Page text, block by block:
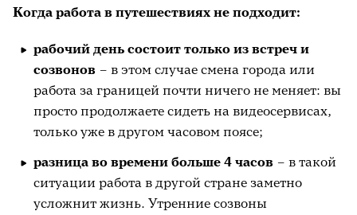
Когда работа в путешествиях не подходит:
рабочий день состоит только из встреч и
созвонов – в этом случае смена города или
работа за границей почти ничего не меняет: вы
просто продолжаете сидеть на видеосервисах,
только уже в другом часовом поясе;
разница во времени больше 4 часов – в такой
ситуации работа в другой стране заметно
усложнит жизнь. Утренние созвоны